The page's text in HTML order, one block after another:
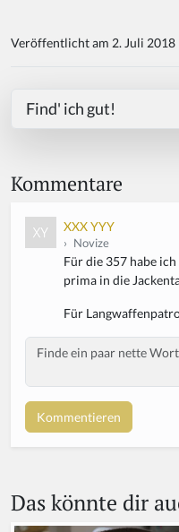
Veröffentlicht am 2. Juli 2018
Find' ich gut!
Kommentare
XXX YYY
› Novize
Für die 357 habe
prima in die
Für
Body
Das könnte dir